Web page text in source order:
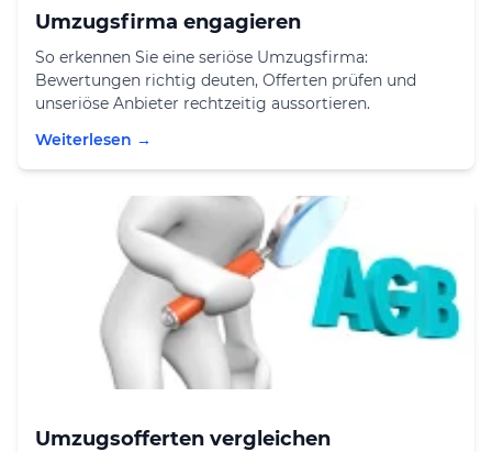
Umzugsfirma engagieren
So erkennen Sie eine seriöse Umzugsfirma:
Bewertungen richtig deuten, Offerten prüfen und
unseriöse Anbieter rechtzeitig aussortieren.
Weiterlesen →
Umzugsofferten vergleichen